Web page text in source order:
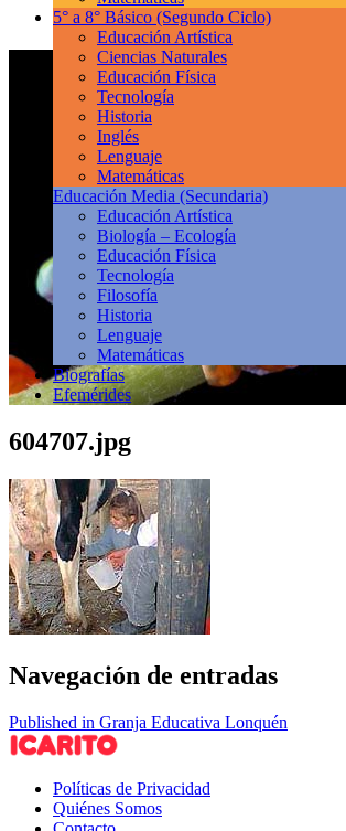
5° a 8° Básico (Segundo Ciclo)
Educación Artística
Ciencias Naturales
Educación Física
Tecnología
Historia
Inglés
Lenguaje
Matemáticas
Educación Media (Secundaria)
Educación Artística
Biología – Ecología
Educación Física
Tecnología
Filosofía
Historia
Lenguaje
Matemáticas
Biografías
Efemérides
604707.jpg
Navegación de entradas
Published in Granja Educativa Lonquén
Políticas de Privacidad
Quiénes Somos